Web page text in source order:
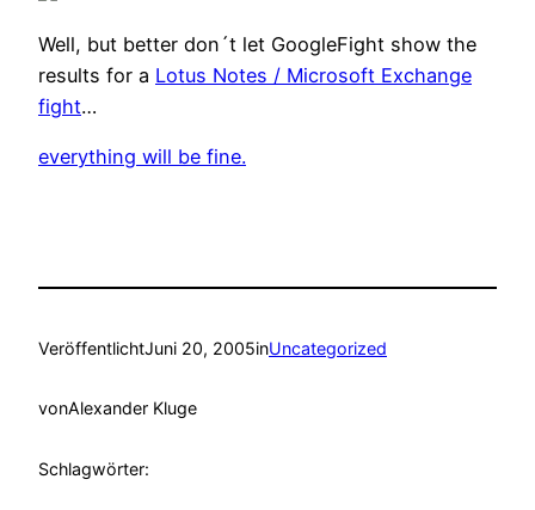
Well, but better don´t let GoogleFight show the
results for a Lotus Notes / Microsoft Exchange
fight…
everything will be fine.
VeröffentlichtJuni 20, 2005inUncategorized
vonAlexander Kluge
Schlagwörter: